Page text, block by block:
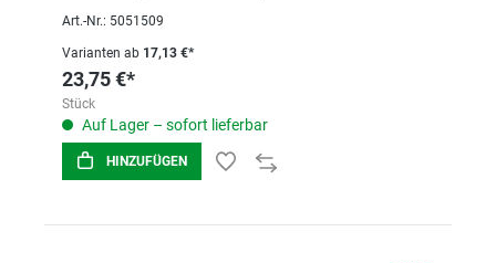
Art.-Nr.: 5051509
Varianten ab 17,13 €*
23,75 €*
Stück
Auf Lager – sofort lieferbar
HINZUFÜGEN